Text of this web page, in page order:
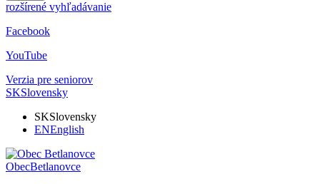
rozšírené vyhľadávanie
Facebook
YouTube
Verzia pre seniorov
SKSlovensky
SKSlovensky
ENEnglish
ObecBetlanovce